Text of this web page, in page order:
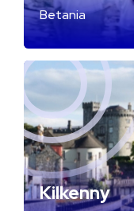
Betania
Kilkenny